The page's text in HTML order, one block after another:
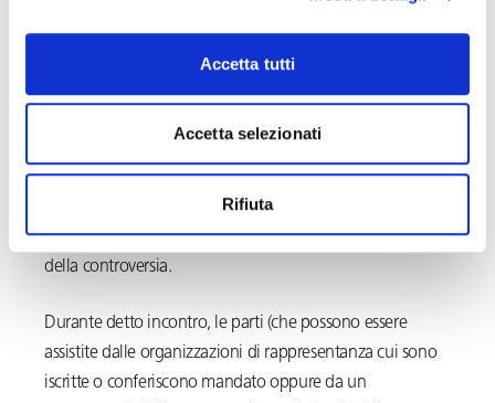
Accetta tutti
Accetta selezionati
Rifiuta
motivi nonché le eventuali misure di assistenza alla
lavoro e al lavoratore la convocazione per effettuare,
dinanzi alla Commissione provinciale di conciliazione di
cui all’art. 410 c.p.c., un tentativo di risoluzione bonaria
della controversia.
Durante detto incontro, le parti (che possono essere
assistite dalle organizzazioni di rappresentanza cui sono
iscritte o conferiscono mandato oppure da un